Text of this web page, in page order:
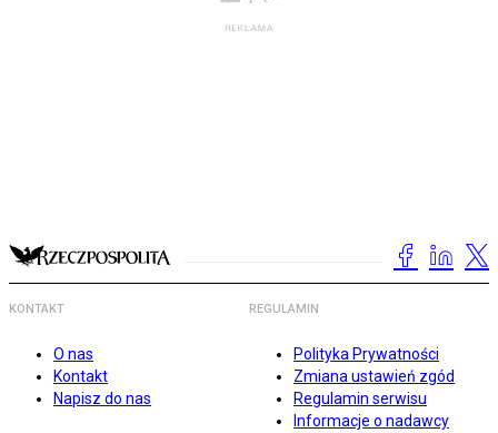
KONTAKT
O nas
Kontakt
Napisz do nas
REGULAMIN
Polityka Prywatności
Zmiana ustawień zgód
Regulamin serwisu
Informacje o nadawcy